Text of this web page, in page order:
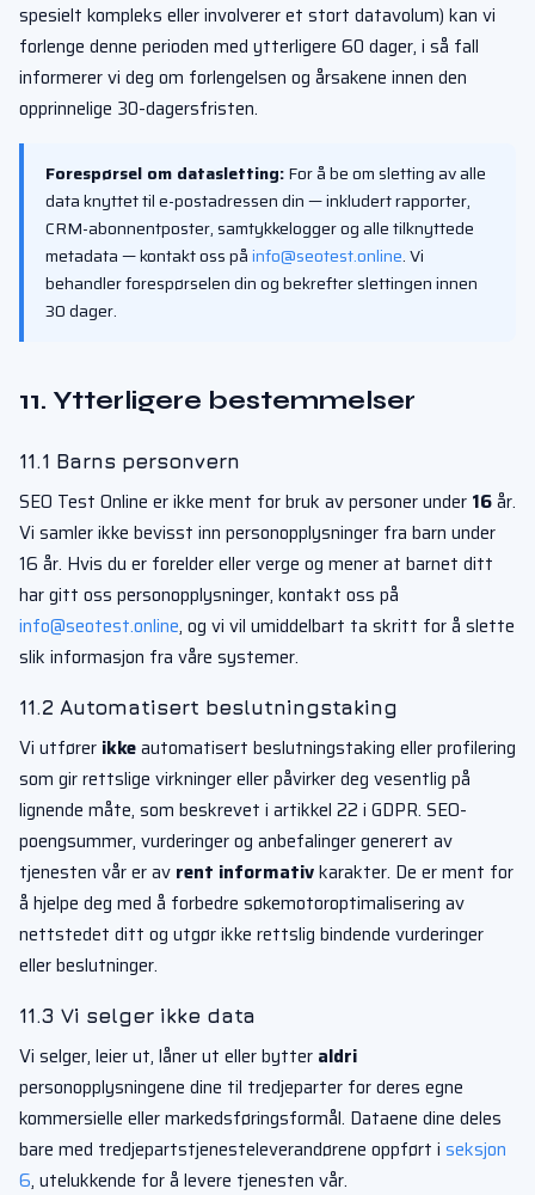
spesielt kompleks eller involverer et stort datavolum) kan vi
forlenge denne perioden med ytterligere 60 dager, i så fall
informerer vi deg om forlengelsen og årsakene innen den
opprinnelige 30-dagersfristen.
Forespørsel om datasletting:For å be om sletting av alle
data knyttet til e-postadressen din — inkludert rapporter,
CRM-abonnentposter, samtykkelogger og alle tilknyttede
metadata — kontakt oss påinfo@seotest.online. Vi
behandler forespørselen din og bekrefter slettingen innen
30 dager.
11. Ytterligere bestemmelser
11.1 Barns personvern
SEO Test Online er ikke ment for bruk av personer under 16år.
Vi samler ikke bevisst inn personopplysninger fra barn under
16 år. Hvis du er forelder eller verge og mener at barnet ditt
har gitt oss personopplysninger, kontakt oss på
info@seotest.online, og vi vil umiddelbart ta skritt for å slette
slik informasjon fra våre systemer.
11.2 Automatisert beslutningstaking
Vi utfører ikkeautomatisert beslutningstaking eller profilering
som gir rettslige virkninger eller påvirker deg vesentlig på
lignende måte, som beskrevet i artikkel 22 i GDPR. SEO-
poengsummer, vurderinger og anbefalinger generert av
tjenesten vår er av rent informativkarakter. De er ment for
å hjelpe deg med å forbedre søkemotoroptimalisering av
nettstedet ditt og utgør ikke rettslig bindende vurderinger
eller beslutninger.
11.3 Vi selger ikke data
Vi selger, leier ut, låner ut eller bytter aldri
personopplysningene dine til tredjeparter for deres egne
kommersielle eller markedsføringsformål. Dataene dine deles
bare med tredjepartstjenesteleverandørene oppført i seksjon
6, utelukkende for å levere tjenesten vår.